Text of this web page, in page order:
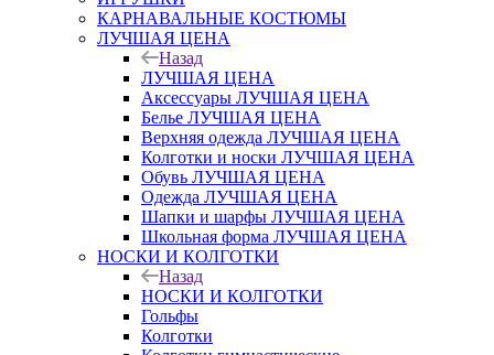
КАРНАВАЛЬНЫЕ КОСТЮМЫ
ЛУЧШАЯ ЦЕНА
Назад
ЛУЧШАЯ ЦЕНА
Аксессуары ЛУЧШАЯ ЦЕНА
Белье ЛУЧШАЯ ЦЕНА
Верхняя одежда ЛУЧШАЯ ЦЕНА
Колготки и носки ЛУЧШАЯ ЦЕНА
Обувь ЛУЧШАЯ ЦЕНА
Одежда ЛУЧШАЯ ЦЕНА
Шапки и шарфы ЛУЧШАЯ ЦЕНА
Школьная форма ЛУЧШАЯ ЦЕНА
НОСКИ И КОЛГОТКИ
Назад
НОСКИ И КОЛГОТКИ
Гольфы
Колготки